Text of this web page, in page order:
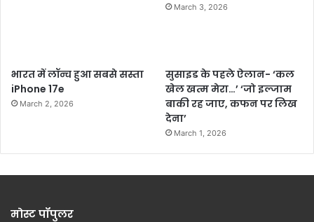
March 3, 2026
भारत में लॉन्च हुआ सबसे सस्ता
iPhone 17e
March 2, 2026
सुसाइड के पहले ऐलान- ‘कल
खेल खत्म मेरा…’ ‘जो इल्जाम
बाकी रह जाए, कफन पर लिख
देना’
March 1, 2026
मोस्ट पॉपुलर